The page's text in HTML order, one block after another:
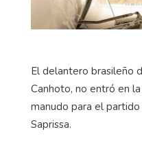
El delantero brasileño
Canhoto, no entró en
manudo para el
Saprissa.